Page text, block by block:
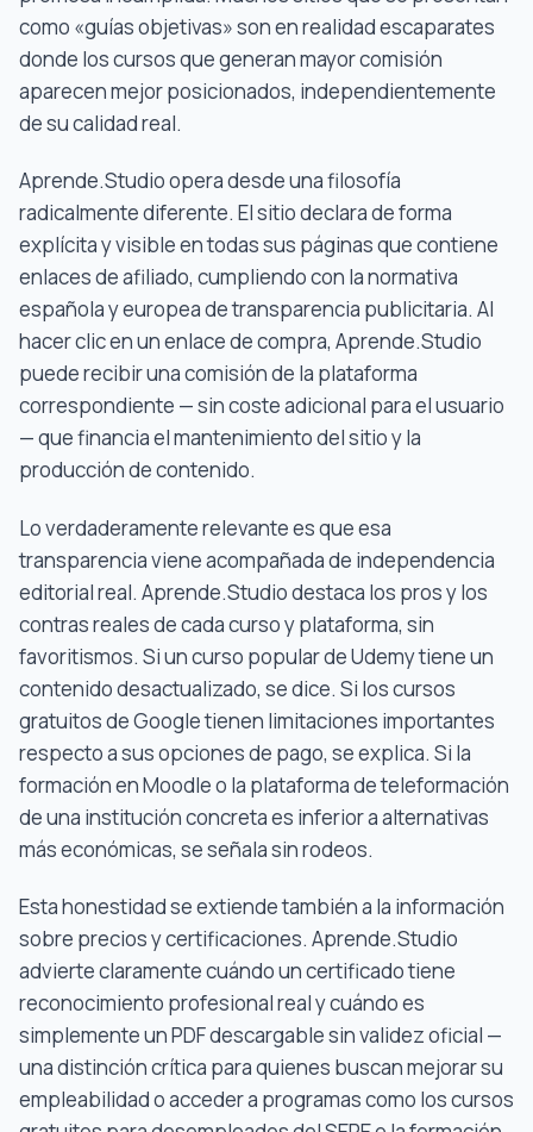
como «guías objetivas» son en realidad escaparates
donde los cursos que generan mayor comisión
aparecen mejor posicionados, independientemente
de su calidad real.
Aprende.Studio opera desde una filosofía
radicalmente diferente. El sitio declara de forma
explícita y visible en todas sus páginas que contiene
enlaces de afiliado, cumpliendo con la normativa
española y europea de transparencia publicitaria. Al
hacer clic en un enlace de compra, Aprende.Studio
puede recibir una comisión de la plataforma
correspondiente — sin coste adicional para el usuario
— que financia el mantenimiento del sitio y la
producción de contenido.
Lo verdaderamente relevante es que esa
transparencia viene acompañada de independencia
editorial real. Aprende.Studio destaca los pros y los
contras reales de cada curso y plataforma, sin
favoritismos. Si un curso popular de Udemy tiene un
contenido desactualizado, se dice. Si los cursos
gratuitos de Google tienen limitaciones importantes
respecto a sus opciones de pago, se explica. Si la
formación en Moodle o la plataforma de teleformación
de una institución concreta es inferior a alternativas
más económicas, se señala sin rodeos.
Esta honestidad se extiende también a la información
sobre precios y certificaciones. Aprende.Studio
advierte claramente cuándo un certificado tiene
reconocimiento profesional real y cuándo es
simplemente un PDF descargable sin validez oficial —
una distinción crítica para quienes buscan mejorar su
empleabilidad o acceder a programas como los cursos